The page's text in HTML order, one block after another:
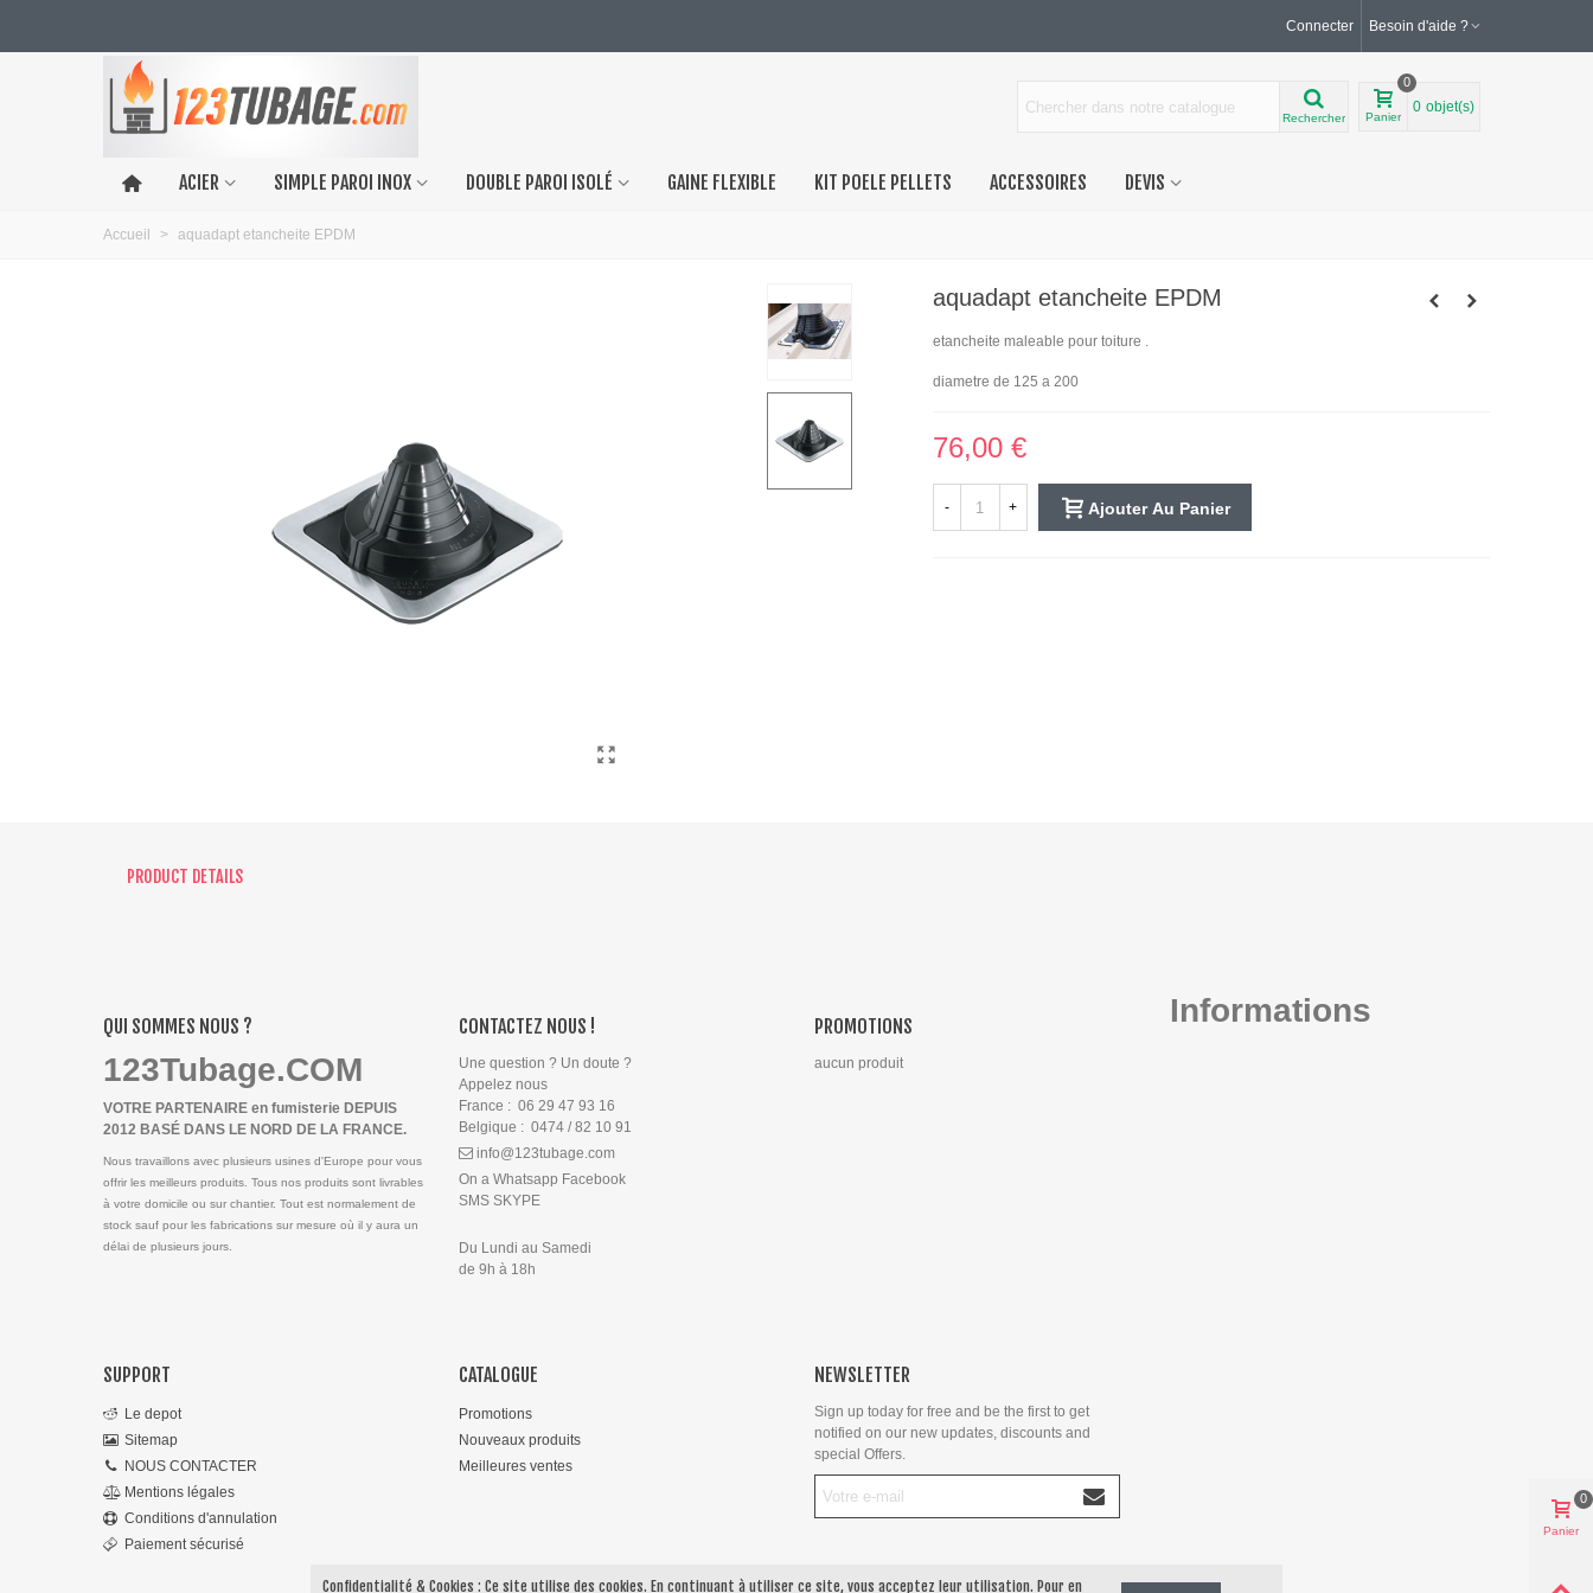
Connecter Besoin d'aide ?
Rechercher Panier
0
0 objet(s)
ACIER SIMPLE PAROI INOX DOUBLE PAROI ISOLÉ GAINE FLEXIBLE KIT POELE PELLETS ACCESSOIRES DEVIS
Accueil > aquadapt etancheite EPDM
aquadapt etancheite EPDM
etancheite maleable pour toiture .
diametre de 125 a 200
76,00 €
- + Ajouter Au Panier
PRODUCT DETAILS
QUI SOMMES NOUS ?
123Tubage.COM
VOTRE PARTENAIRE en fumisterie DEPUIS
2012 BASÉ DANS LE NORD DE LA FRANCE.
Nous travaillons avec plusieurs usines d'Europe pour vous
offrir les meilleurs produits. Tous nos produits sont livrables
à votre domicile ou sur chantier. Tout est normalement de
stock sauf pour les fabrications sur mesure où il y aura un
délai de plusieurs jours.
CONTACTEZ NOUS !
Une question ? Un doute ?
Appelez nous
France : 06 29 47 93 16
Belgique : 0474 / 82 10 91
info@123tubage.com
On a Whatsapp Facebook
SMS SKYPE
Du Lundi au Samedi
de 9h à 18h
PROMOTIONS
aucun produit
Informations
SUPPORT
Le depot
Sitemap
NOUS CONTACTER
Mentions légales
Conditions d'annulation
Paiement sécurisé
CATALOGUE
Promotions
Nouveaux produits
Meilleures ventes
NEWSLETTER
Sign up today for free and be the first to get
notified on our new updates, discounts and
special Offers.
Panier
0
Confidentialité & Cookies : Ce site utilise des cookies. En continuant à utiliser ce site, vous acceptez leur utilisation. Pour en